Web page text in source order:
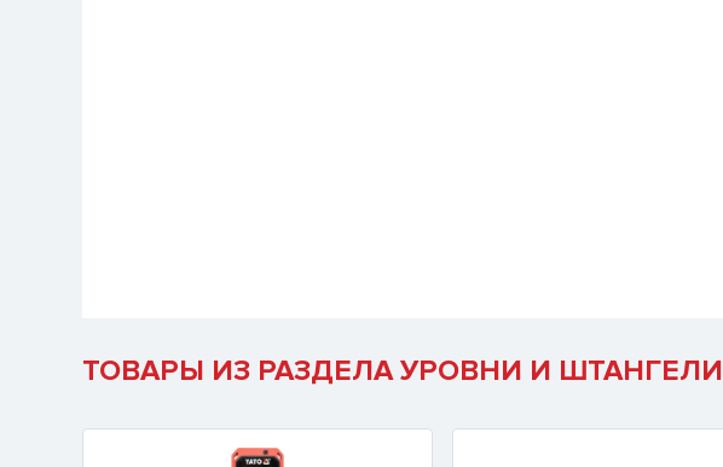
ТОВАРЫ ИЗ РАЗДЕЛА УРОВНИ И ШТАНГЕЛИ